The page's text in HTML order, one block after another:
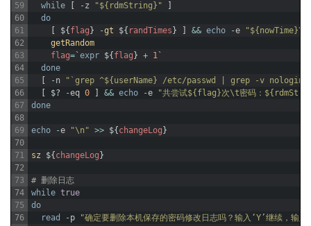
59
60
61
62
63
64
65
66
67
68
69
70
71
72
73
74
75
76
while
- z "${rdmString}"
do
${ flag } -gt ${ randTimes } && echo -e
"${nowTime}\t
getRandom
flag= ` expr ${ flag } + 1 `
done
- n
"`grep ^${userName} /etc/passwd | grep -v
$? -eq 0 && echo -e
"共尝试${flag}次\t密码：
done
echo -e "\n" >> ${ changeLog }
sz ${ changeLog }
# 删除日志
while true
do
read
-p
"确定要删除本机保存的密码修改日志吗？输入‘Y’继续，输